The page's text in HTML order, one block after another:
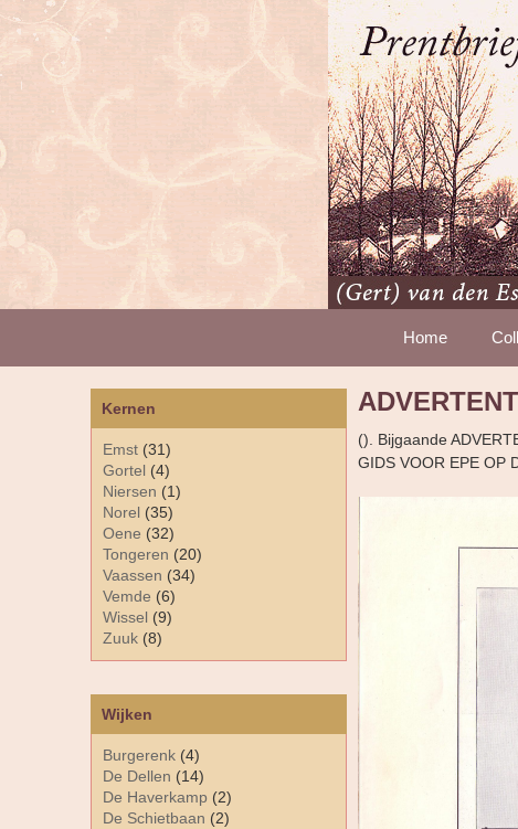
Home
Kernen
Emst (31)
Gortel (4)
Niersen (1)
Norel (35)
Oene (32)
Tongeren (20)
Vaassen (34)
Vemde (6)
Wissel (9)
Zuuk (8)
Wijken
Burgerenk (4)
De Dellen (14)
De Haverkamp (2)
De Schietbaan (2)
(). Bijgaande
GIDS VOOR EPE OP